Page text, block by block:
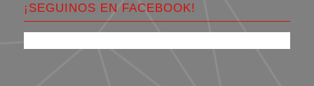
¡SEGUINOS EN FACEBOOK!